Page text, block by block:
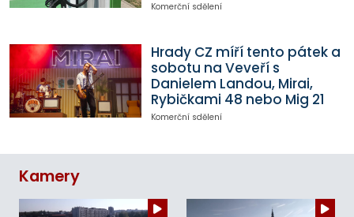
Komerční sdělení
Hrady CZ míří tento pátek a
sobotu na Veveří s
Danielem Landou, Mirai,
Rybičkami 48 nebo Mig 21
Komerční sdělení
Kamery